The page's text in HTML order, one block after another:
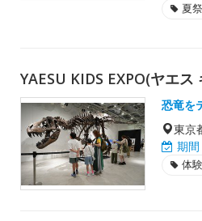
夏
YAESU KIDS EXPO(ヤエ
恐竜を
東京
期間
体